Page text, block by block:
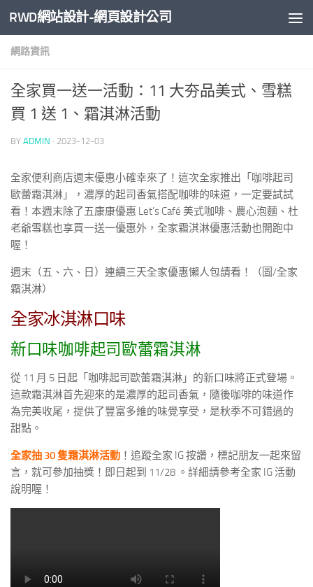
Skip to content
RWD網站設計-網頁設計公司
網路資訊
全家買一送一活動：11 大夯品美式、雪糕
買 1 送 1、霜淇淋活動
BY ADMIN · 2023-12-03
全家便利商店週末優惠小確幸來了！這次全家推出「咖啡起司
歐蕾霜淇淋」，濃厚的起司香氣搭配咖啡的味道，一定要試試
看！本週末除了五康康優惠 Let’s Café 美式咖啡、農心泡麵、杜
老爺雪糕也享買一送一優惠外，全家霜淇淋優惠活動也開跑中
喔！
週末（五、六、日）連續三天全家優惠懶人包請看！（圖/全家
霜淇淋）
全家冰淇淋口味
新口味咖啡起司歐蕾霜淇淋
從 11 月 5 日起「咖啡起司歐蕾霜淇淋」的新口味將正式登場。
這款霜淇淋首先迎來的是濃厚的起司香氣，隨後咖啡的味道作
為完美收尾，提供了豐富多維的味覺享受，是秋季不可錯過的
甜點。
全家抽 30 隻霜淇淋活動 ！追蹤全家 IG 按讚，標記朋友一起來留
言，就可參加抽獎！即日起到 11/28 。詳細請參考全家 IG 活動
說明喔！